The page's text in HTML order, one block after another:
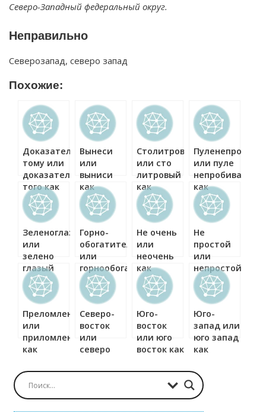
Северо-Западный федеральный округ.
Неправильно
Северозапад, северо запад
Похожие:
Доказательством
тому или
доказательство
того как
правильно?
Вынеси
или
выниси
как
правильно?
Столитровый
или сто
литровый
как
правильно?
или пуле
непробиваемый
как
правильно?
Зеленоглазый
или
зелено
глазый
как
правильно?
Горно-
обогатительный
или
горнообогатительный
как
правильно?
Не очень
или
неочень
как
правильно?
Не
простой
или
непростой
как
правильно?
Преломление
или
приломление
как
Северо-
восток
или
северо
правильно?
Юго-
восток
или юго
восток как
Юго-
запад или
юго запад
как